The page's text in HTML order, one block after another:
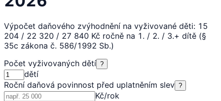
Výpočet daňového zvýhodnění na vyživované děti: 15
204 / 22 320 / 27 840 Kč ročně na 1. / 2. / 3.+ dítě (§
35c zákona č. 586/1992 Sb.)
Počet vyživovaných dětí ?
dětí
Roční daňová povinnost před uplatněním slev ?
Kč/rok